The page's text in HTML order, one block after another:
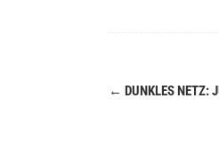
← DUNKLES NETZ: